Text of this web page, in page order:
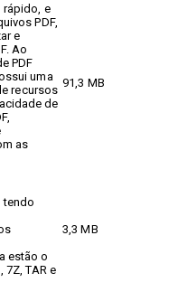
rápido, e
PDF,
e
Ao
PDF
uma
recursos
de
as
91,3 MB
tendo
estão o
7Z, TAR e
3,3 MB